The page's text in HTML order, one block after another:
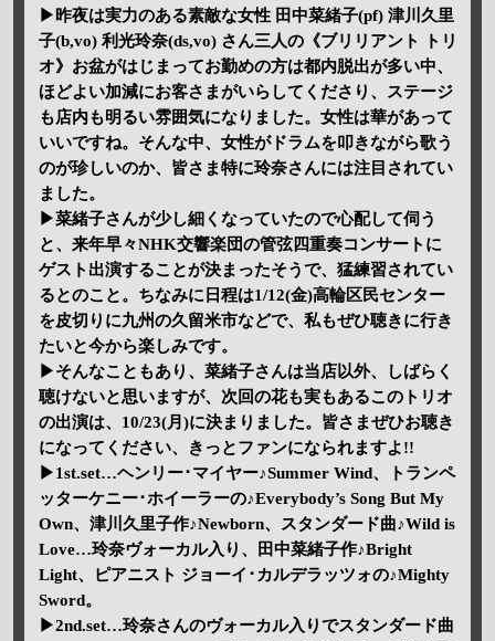
▶昨夜は実力のある素敵な女性 田中菜緒子(pf) 津川久里
子(b,vo) 利光玲奈(ds,vo) さん三人の《ブリリアント トリ
オ》お盆がはじまってお勤めの方は都内脱出が多い中、
ほどよい加減にお客さまがいらしてくださり、ステージ
も店内も明るい雰囲気になりました。女性は華があって
いいですね。そんな中、女性がドラムを叩きながら歌う
のが珍しいのか、皆さま特に玲奈さんには注目されてい
ました。
▶菜緒子さんが少し細くなっていたので心配して伺う
と、来年早々NHK交響楽団の管弦四重奏コンサートに
ゲスト出演することが決まったそうで、猛練習されてい
るとのこと。ちなみに日程は1/12(金)高輪区民センター
を皮切りに九州の久留米市などで、私もぜひ聴きに行き
たいと今から楽しみです。
▶そんなこともあり、菜緒子さんは当店以外、しばらく
聴けないと思いますが、次回の花も実もあるこのトリオ
の出演は、10/23(月)に決まりました。皆さまぜひお聴き
になってください、きっとファンになられますよ!!
▶1st.set…ヘンリー･マイヤー♪Summer Wind、トランペ
ッターケニー･ホイーラーの♪Everybody’s Song But My
Own、津川久里子作♪Newborn、スタンダード曲♪Wild is
Love…玲奈ヴォーカル入り、田中菜緒子作♪Bright
Light、ピアニスト ジョーイ･カルデラッツォの♪Mighty
Sword。
▶2nd.set…玲奈さんのヴォーカル入りでスタンダード曲